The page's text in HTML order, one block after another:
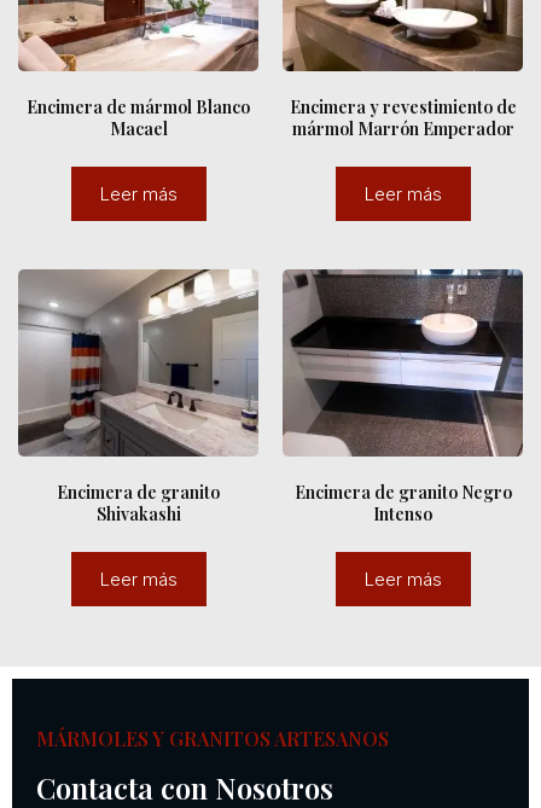
Encimera de mármol Blanco
Macael
Leer más
Encimera y revestimiento de
mármol Marrón Emperador
Leer más
Encimera de granito
Shivakashi
Leer más
Encimera de granito Negro
Intenso
Leer más
MÁRMOLES Y GRANITOS ARTESANOS
Contacta con Nosotros